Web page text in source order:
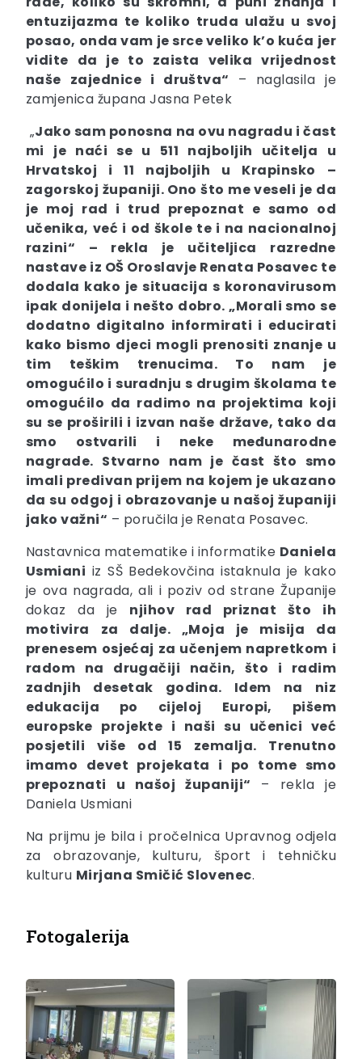
entuzijazma te koliko truda ulažu u svoj
posao, onda vam je srce veliko k’o kuća jer
vidite da je to zaista velika vrijednost
naše zajednice i društva“ – naglasila je
zamjenica župana Jasna Petek
„Jako sam ponosna na ovu nagradu i čast
mi je naći se u 511 najboljih učitelja u
Hrvatskoj i 11 najboljih u Krapinsko –
zagorskoj županiji. Ono što me veseli je da
je moj rad i trud prepoznat e samo od
učenika, već i od škole te i na nacionalnoj
razini“ – rekla je učiteljica razredne
nastave iz OŠ Oroslavje Renata Posavec te
dodala kako je situacija s koronavirusom
ipak donijela i nešto dobro. „Morali smo se
dodatno digitalno informirati i educirati
kako bismo djeci mogli prenositi znanje u
tim teškim trenucima. To nam je
omogućilo i suradnju s drugim školama te
omogućilo da radimo na projektima koji
su se proširili i izvan naše države, tako da
smo ostvarili i neke međunarodne
nagrade. Stvarno nam je čast što smo
imali predivan prijem na kojem je ukazano
da su odgoj i obrazovanje u našoj županiji
jako važni“ – poručila je Renata Posavec.
Nastavnica matematike i informatike Daniela
Usmiani iz SŠ Bedekovčina istaknula je kako
je ova nagrada, ali i poziv od strane Županije
dokaz da je njihov rad priznat što ih
motivira za dalje. „Moja je misija da
prenesem osjećaj za učenjem napretkom i
radom na drugačiji način, što i radim
zadnjih desetak godina. Idem na niz
edukacija po cijeloj Europi, pišem
europske projekte i naši su učenici već
posjetili više od 15 zemalja. Trenutno
imamo devet projekata i po tome smo
prepoznati u našoj županiji“ – rekla je
Daniela Usmiani
Na prijmu je bila i pročelnica Upravnog odjela
za obrazovanje, kulturu, šport i tehničku
kulturu Mirjana Smičić Slovenec.
Fotogalerija